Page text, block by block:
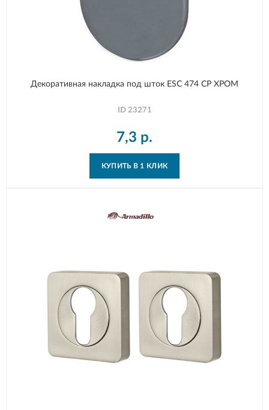
Декоративная накладка под шток ESC 474 СP ХРОМ
ID 23271
7,3 р.
КУПИТЬ В 1 КЛИК